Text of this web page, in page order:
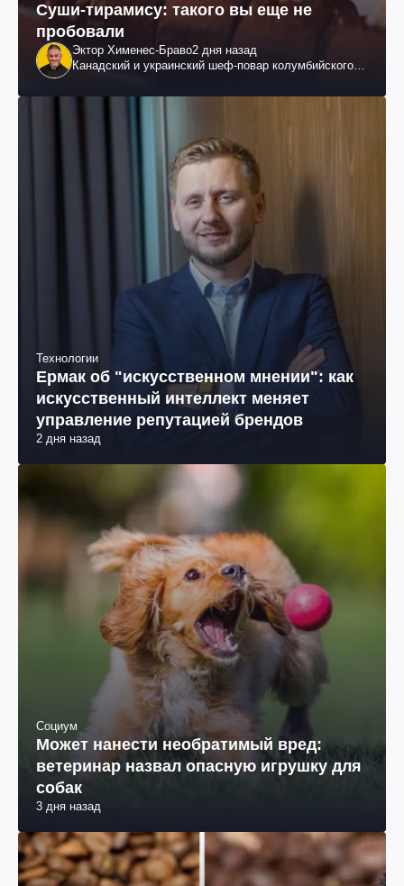
Суши-тирамису: такого вы еще не
пробовали
Эктор Хименес-Браво2 дня назад
Канадский и украинский шеф-повар колумбийского
Технологии
Ермак об "искусственном мнении": как
искусственный интеллект меняет
управление репутацией брендов
2 дня назад
Социум
Может нанести необратимый вред:
ветеринар назвал опасную игрушку для
собак
3 дня назад